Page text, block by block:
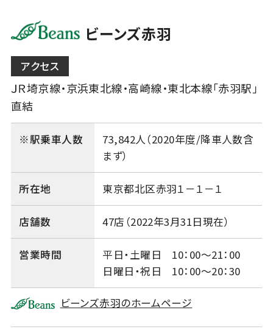
ビーンズ赤羽
アクセス
ＪＲ埼京線・京浜東北線・高崎線・東北本線「赤羽駅」
直結
※駅乗車人数
73,842人（2020年度/降車人数含
まず）
所在地 東京都北区赤羽１－１－１
店舗数 47店（2022年3月31日現在）
営業時間
平日・土曜日 10：00～21：00
日曜日・祝日 10：00～20：30
ビーンズ赤羽のホームページ